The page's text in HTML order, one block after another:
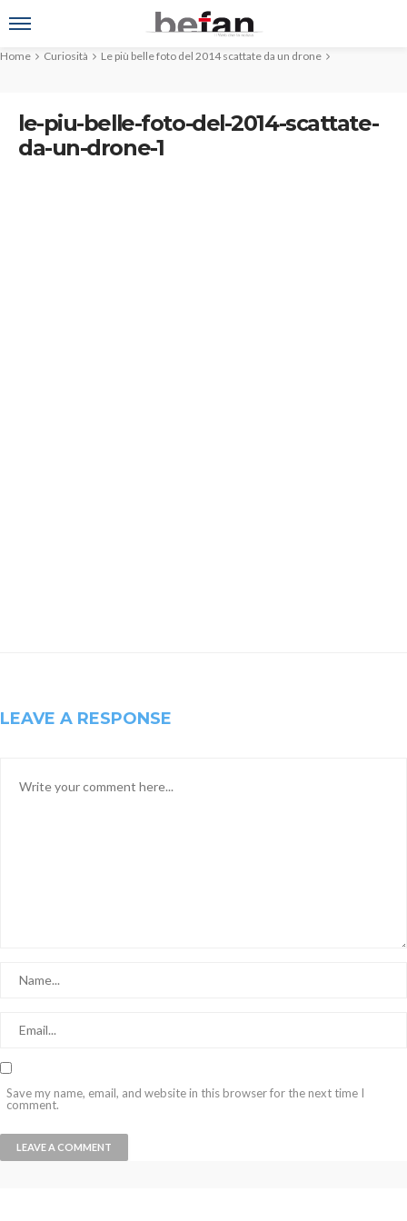
Home Curiosità Le più belle foto del 2014 scattate da un drone
le-piu-belle-foto-del-2014-scattate-
da-un-drone-1
LEAVE A RESPONSE
Save my name, email, and website in this browser for the next time I
comment.